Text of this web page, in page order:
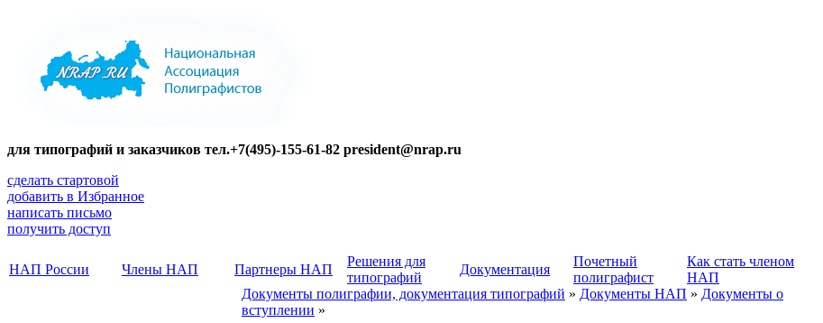
для типографий и заказчиков тел.+7(495)-155-61-82 president@nrap.ru
сделать стартовой
добавить в Избранное
написать письмо
получить доступ
НАП России Члены НАП Партнеры НАП
Решения для
типографий
Документация
Почетный
полиграфист
Как стать членом
НАП
Документы полиграфии, документация типографий » Документы НАП » Документы о
вступлении »